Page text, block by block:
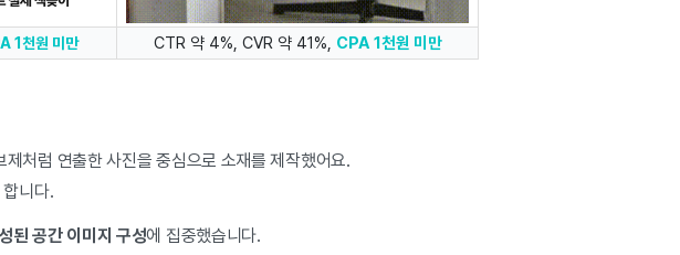
1천원 미만 CTR 약 4%, CVR 약 41%, CPA 1천원 미만
처럼 연출한 사진을 중심으로 소재를 제작했어요.
니다.
된 공간 이미지 구성에 집중했습니다.